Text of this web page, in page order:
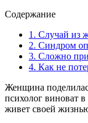
Содержание
1. Случай из
2. Синдром
3. Сложно
4. Как не
Женщина
психолог виноват
живет своей